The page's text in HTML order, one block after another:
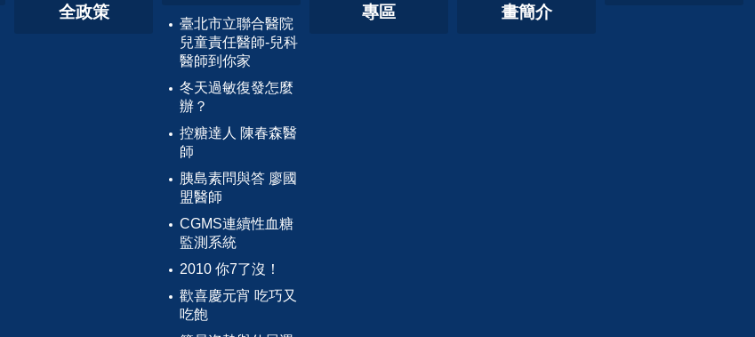
全政策
臺北市立聯合醫院
兒童責任醫師-兒科
醫師到你家
冬天過敏復發怎麼
辦？
控糖達人 陳春森醫
師
胰島素問與答 廖國
盟醫師
CGMS連續性血糖
監測系統
2010 你7了沒！
歡喜慶元宵 吃巧又
吃飽
專區
畫簡介